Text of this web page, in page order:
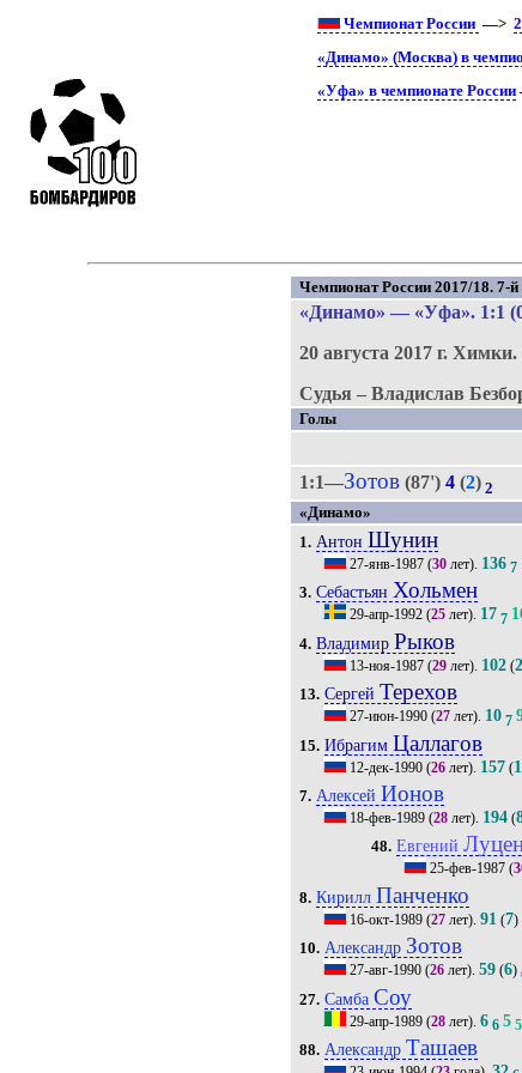
Чемпионат России —>
«Динамо» (Москва) в
«Уфа» в чемпионате России
Чемпионат России 2017/18. 7-й
«Динамо» — «Уфа». 1:1
20 августа 2017 г.Химки.
Судья – Владислав
Голы
1:1—Зотов (87')4 (2) 2
«Динамо»
1. Антон Шунин
27-янв-1987 (30 лет). 136 7
3. СебастьянХольмен
29-апр-1992 (25 лет). 17 7
4. Владимир Рыков
13-ноя-1987 (29 лет). 102 (
13. СергейТерехов
27-июн-1990 (27 лет). 10 7
15. Ибрагим Цаллагов
12-дек-1990 (26 лет). 157 (1
7. Алексей Ионов
18-фев-1989 (28 лет). 194 (
48. Евгений
25-фев-1987(
8. Кирилл Панченко
16-окт-1989 (27 лет).91 (7)
10. Александр Зотов
27-авг-1990 (26 лет).59 (6)
27. СамбаСоу
29-апр-1989 (28 лет).6 6 5 5
88. АлександрТашаев